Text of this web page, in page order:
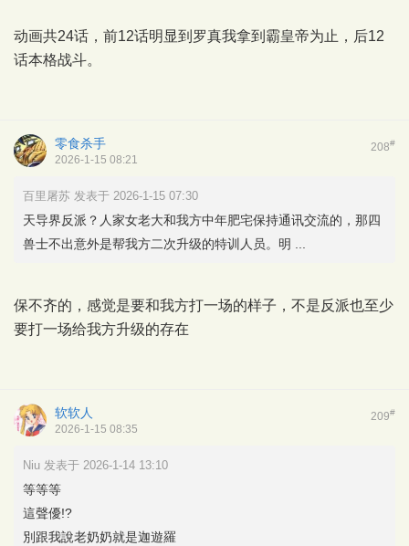
动画共24话，前12话明显到罗真我拿到霸皇帝为止，后12
话本格战斗。
208#
零食杀手
2026-1-15 08:21
百里屠苏 发表于 2026-1-15 07:30
天导界反派？人家女老大和我方中年肥宅保持通讯交流的，那四
兽士不出意外是帮我方二次升级的特训人员。明 ...
保不齐的，感觉是要和我方打一场的样子，不是反派也至少
要打一场给我方升级的存在
209#
软软人
2026-1-15 08:35
Niu 发表于 2026-1-14 13:10
等等等
這聲優!?
別跟我說老奶奶就是迦遊羅